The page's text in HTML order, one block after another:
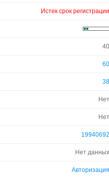
Истек срок регистрации
40
60
38
Нет
Нет
19940692
Нет данных
Авторизация